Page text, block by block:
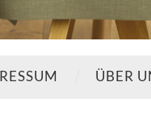
ÜBER